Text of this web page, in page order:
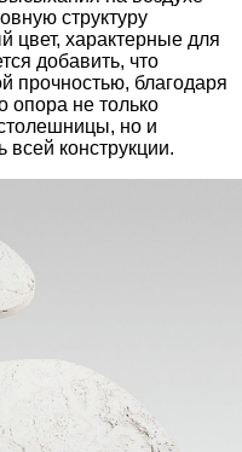
структуру
цвет, характерные для
добавить, что
прочностью, благодаря
опора не только
но и
всей конструкции.